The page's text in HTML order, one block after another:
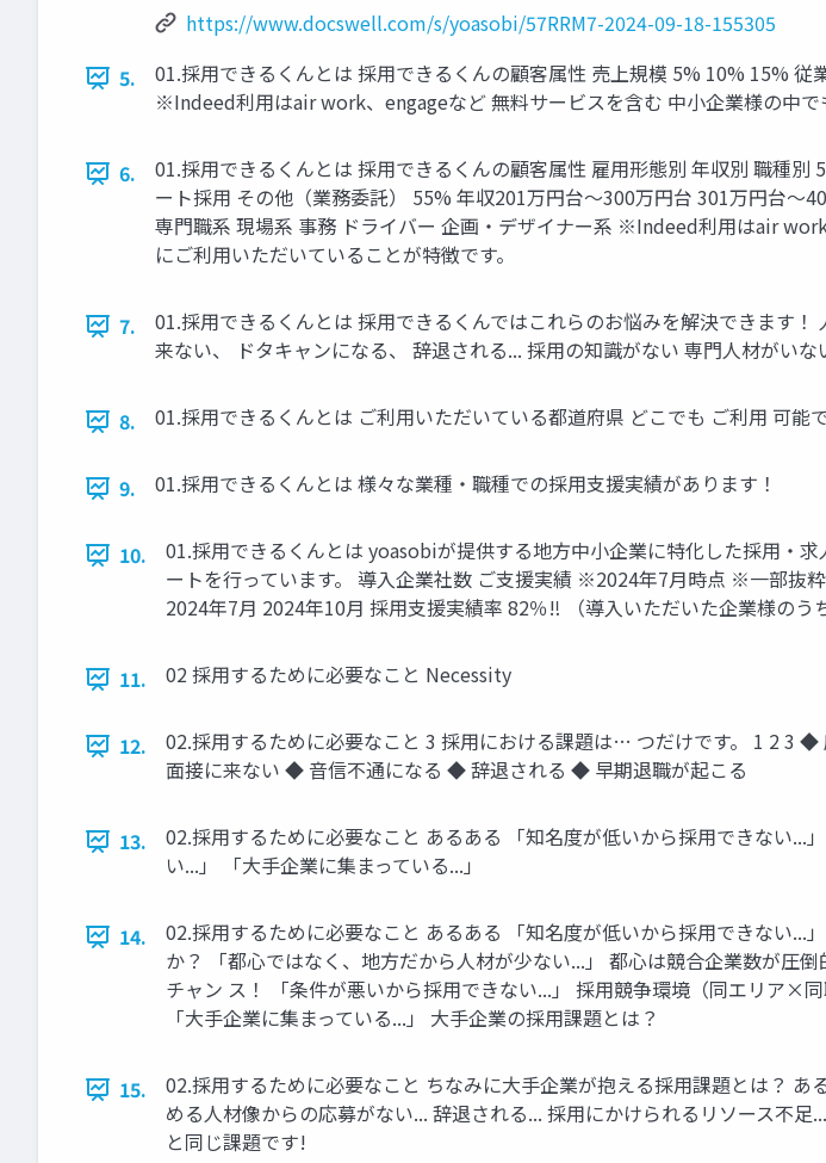
https://www.docswell.com/s/yoasobi/57RRM7-2024-09-18-155305
5.
01.採⽤できるくんとは 採⽤できるくんの顧客属性 売上規模 5% 10% 15%
※Indeed利⽤はair work、engageなど 無料サービスを含む 中⼩企業様の中
6.
01.採⽤できるくんとは 採⽤できるくんの顧客属性 雇⽤形態別 年収別 職種
ート採⽤ その他（業務委託） 55% 年収201万円台〜300万円台 301万円台
専⾨職系 現場系 事務 ドライバー 企画‧デザイナー系 ※Indeed利⽤はair
にご利⽤いただいていることが特徴です。
7.
01.採⽤できるくんとは 採⽤できるくんではこれらのお悩みを解決できます
来ない、 ドタキャンになる、 辞退される... 採⽤の知識がない 専⾨⼈材がい
8. 01.採⽤できるくんとは ご利⽤いただいている都道府県 どこでも ご利⽤ 可能
9. 01.採⽤できるくんとは 様々な業種‧職種での採⽤⽀援実績があります！
10.
01.採⽤できるくんとは yoasobiが提供する地⽅中⼩企業に特化した採⽤‧
ートを⾏っています。 導⼊企業社数 ご⽀援実績 ※2024年7⽉時点 ※⼀部抜
2024年7月 2024年10月 採用支援実績率 82％‼ （導入いただいた企業様のう
11. 02 採⽤するために必要なこと Necessity
12.
02.採⽤するために必要なこと 3 採⽤における課題は… つだけです。 1 2 3
⾯接に来ない ◆ ⾳信不通になる ◆ 辞退される ◆ 早期退職が起こる
13.
02.採⽤するために必要なこと あるある 「知名度が低いから採⽤できない
い...」 「⼤⼿企業に集まっている...」
14.
02.採⽤するために必要なこと あるある 「知名度が低いから採⽤できない
か？ 「都⼼ではなく、地⽅だから⼈材が少ない...」 都⼼は競合企業数が圧
チャン ス！ 「条件が悪いから採⽤できない...」 採⽤競争環境（同エリア×
「⼤⼿企業に集まっている...」 ⼤⼿企業の採⽤課題とは？
15.
02.採⽤するために必要なこと ちなみに⼤⼿企業が抱える採⽤課題とは？
める⼈材像からの応募がない... 辞退される... 採⽤にかけられるリソース不
と同じ課題です!